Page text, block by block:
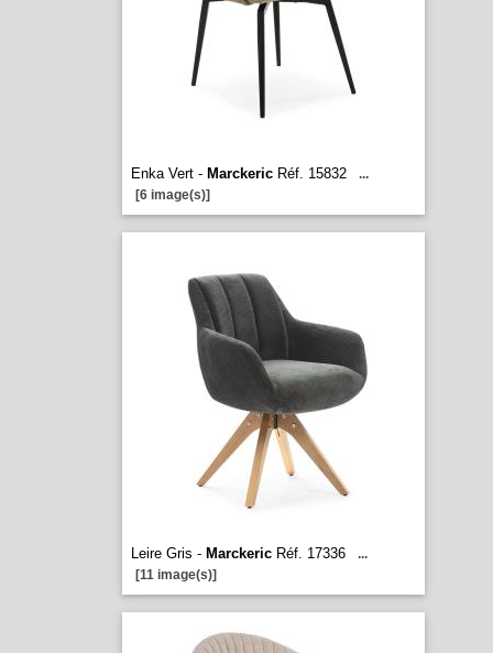
Enka Vert - MarckericRéf. 15832
...
[6 image(s)]
Leire Gris - MarckericRéf. 17336
...
[11 image(s)]